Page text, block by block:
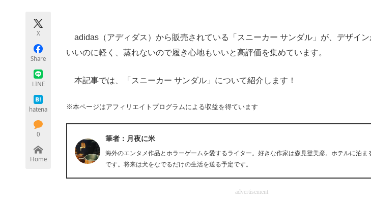
ちょっと気になるネットの話題
X
Share
LINE
hatena
0
Home
adidas（アディダス）から販売されている「スニーカー サンダル」が、デザイン
いいのに軽く、蒸れないので履き心地もいいと高評価を集めています。
本記事では、「スニーカー サンダル」について紹介します！
※本ページはアフィリエイトプログラムによる収益を得ています
筆者：月夜に米
海外のエンタメ作品とホラーゲームを愛するライター。好きな作家は森見登美彦。ホテルに泊ま
です。将来は犬をなでるだけの生活を送る予定です。
advertisement